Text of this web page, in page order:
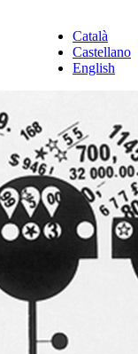
Català
Castellano
English